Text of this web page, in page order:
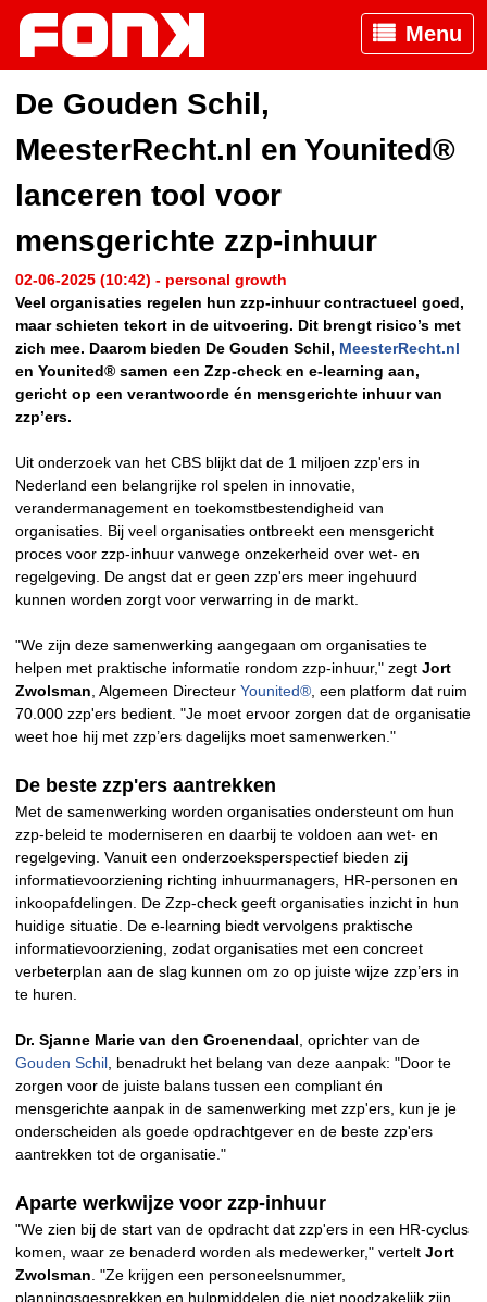
Menu
De Gouden Schil,
MeesterRecht.nl en Younited®
lanceren tool voor
mensgerichte zzp-inhuur
02-06-2025 (10:42) - personal growth
Veel organisaties regelen hun zzp-inhuur contractueel goed,
maar schieten tekort in de uitvoering. Dit brengt risico’s met
zich mee. Daarom bieden De Gouden Schil, MeesterRecht.nl
en Younited® samen een Zzp-check en e-learning aan,
gericht op een verantwoorde én mensgerichte inhuur van
zzp’ers.
Uit onderzoek van het CBS blijkt dat de 1 miljoen zzp'ers in
Nederland een belangrijke rol spelen in innovatie,
verandermanagement en toekomstbestendigheid van
organisaties. Bij veel organisaties ontbreekt een mensgericht
proces voor zzp-inhuur vanwege onzekerheid over wet- en
regelgeving. De angst dat er geen zzp'ers meer ingehuurd
kunnen worden zorgt voor verwarring in de markt.
"We zijn deze samenwerking aangegaan om organisaties te
helpen met praktische informatie rondom zzp-inhuur," zegt Jort
Zwolsman , Algemeen Directeur Younited® , een platform dat ruim
70.000 zzp'ers bedient. "Je moet ervoor zorgen dat de organisatie
weet hoe hij met zzp’ers dagelijks moet samenwerken."
De beste zzp'ers aantrekken
Met de samenwerking worden organisaties ondersteunt om hun
zzp-beleid te moderniseren en daarbij te voldoen aan wet- en
regelgeving. Vanuit een onderzoeksperspectief bieden zij
informatievoorziening richting inhuurmanagers, HR-personen en
inkoopafdelingen. De Zzp-check geeft organisaties inzicht in hun
huidige situatie. De e-learning biedt vervolgens praktische
informatievoorziening, zodat organisaties met een concreet
verbeterplan aan de slag kunnen om zo op juiste wijze zzp’ers in
te huren.
Dr. Sjanne Marie van den Groenendaal , oprichter van de
Gouden Schil , benadrukt het belang van deze aanpak: "Door te
zorgen voor de juiste balans tussen een compliant én
mensgerichte aanpak in de samenwerking met zzp'ers, kun je je
onderscheiden als goede opdrachtgever en de beste zzp'ers
aantrekken tot de organisatie."
Aparte werkwijze voor zzp-inhuur
"We zien bij de start van de opdracht dat zzp'ers in een HR-cyclus
komen, waar ze benaderd worden als medewerker," vertelt Jort
Zwolsman . "Ze krijgen een personeelsnummer,
planningsgesprekken en hulpmiddelen die niet noodzakelijk zijn